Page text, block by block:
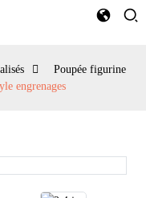
Poupée figurine
engrenages